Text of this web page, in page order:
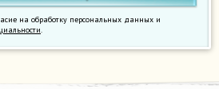
на обработку персональных данных и
.